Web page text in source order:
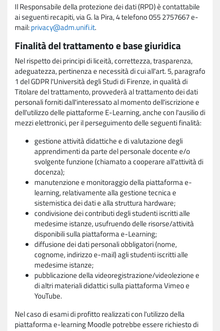
Il Responsabile della protezione dei dati (RPD) è contattabile
ai seguenti recapiti, via G. la Pira, 4 telefono 055 2757667 e-
mail:privacy@adm.unifi.it.
Finalità del trattamento e base giuridica
Nel rispetto dei principi di liceità, correttezza, trasparenza,
adeguatezza, pertinenza e necessità di cui all'art. 5, paragrafo
1 del GDPR l'Università degli Studi di Firenze, in qualità di
Titolare del trattamento, provvederà al trattamento dei dati
personali forniti dall'interessato al momento dell'iscrizione e
dell'utilizzo delle piattaforme E-Learning, anche con l'ausilio di
mezzi elettronici, per il perseguimento delle seguenti finalità:
gestione attività didattiche e di valutazione degli
apprendimenti da parte del personale docente e/o
svolgente funzione (chiamato a cooperare all'attività di
docenza);
manutenzione e monitoraggio della piattaforma e-
learning, relativamente alla gestione tecnica e
sistemistica dei dati e alla struttura hardware;
condivisione dei contributi degli studenti iscritti alle
medesime istanze, usufruendo delle risorse/attività
disponibili sulla piattaforma e-Learning;
diffusione dei dati personali obbligatori (nome,
cognome, indirizzo e-mail) agli studenti iscritti alle
medesime istanze;
pubblicazione della videoregistrazione/videolezione e
di altri materiali didattici sulla piattaforma Vimeo e
YouTube.
Nel caso di esami di profitto realizzati con l'utilizzo della
piattaforma e-learning Moodle potrebbe essere richiesto di